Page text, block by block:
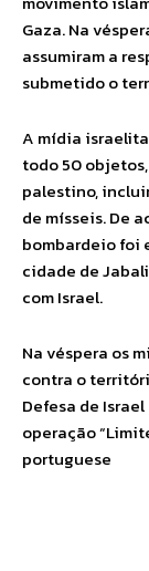
Gaza. Na
assumiram a
submetido o
A mídia
todo 50
palestino,
de mísseis. De
bombardeio foi
cidade de
com Israel.
Na véspera os
contra o
Defesa de
operação
portuguese